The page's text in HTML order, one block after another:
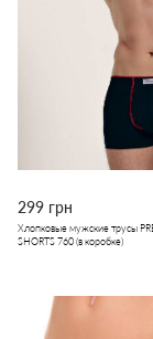
299 грн
Хлопковые мужские трусы
SHORTS 760 (в коробке)